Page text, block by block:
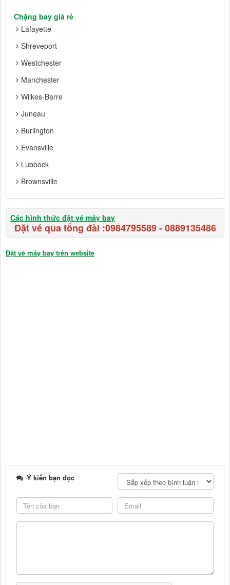
Chặng bay giá rẻ
Lafayette
Shreveport
Westchester
Manchester
Wilkes-Barre
Juneau
Burlington
Evansville
Lubbock
Brownsville
Các hình thức đặt vé máy bay
Đặt vé qua tổng đài :0984795589-0889135486
Đặt vé máy bay trên website
Ý kiến bạn đọc